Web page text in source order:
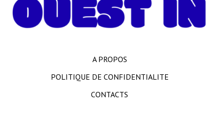
A PROPOS
POLITIQUE DE CONFIDENTIALITE
CONTACTS